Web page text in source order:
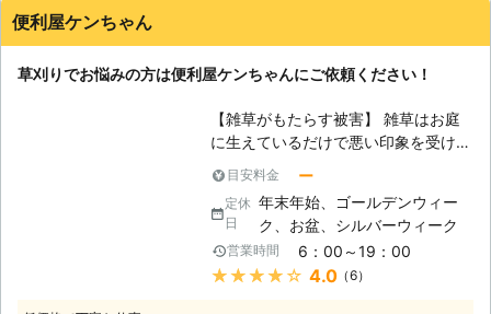
態などを考慮してお見積りいたします
ております。 また、よくある「作業
後の追加金のご請求」は一切ございま
せん！お見積もり金額以上のご請求は
いたしませんのでご安心ください。
クレジットカードでのお支払いも承っ
ておりますので、便利にご利用いただ
けます。まずは、無料にてお見積もり
をいたしますので、ご連絡をお待ちし
ぶりに好感が持てたので、また利用したいと思っています。
埼玉県 草加市 2016年11月30日
便利屋ケンちゃん
草刈りでお悩みの方は便利屋ケンちゃんにご依頼ください！
【雑草がもたらす被害】 雑草はお庭
に生えているだけで悪い印象を受けま
す。住宅の外観の半分はお庭の影響を
受けるので、お庭の印象が悪いと、ど
んな良い家に住んでいても印象がよく
ならないでしょう。更に印象だけでは
なく、雑草が生えていることにより、
虫がお庭に集まってきてしまいます。
目安料金 ー
定休
日
年末年始、ゴールデンウィー
ク、お盆、シルバーウィーク
営業時間 6：00～19：00
★★★★★ 4.0（6）